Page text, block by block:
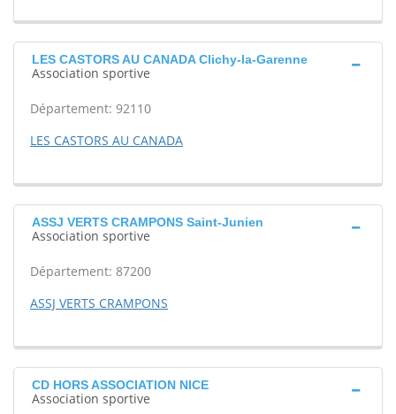
LES CASTORS AU CANADA Clichy-la-Garenne
Association sportive
Département: 92110
LES CASTORS AU CANADA
ASSJ VERTS CRAMPONS Saint-Junien
Association sportive
Département: 87200
ASSJ VERTS CRAMPONS
CD HORS ASSOCIATION NICE
Association sportive